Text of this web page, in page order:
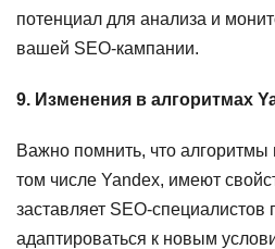
потенциал для анализа и
вашей SEO-кампании.
9. Изменения в алгоритмах
Важно помнить, что алгоритмы
том числе Yandex, имеют
заставляет SEO-специалистов
адаптироваться к новым